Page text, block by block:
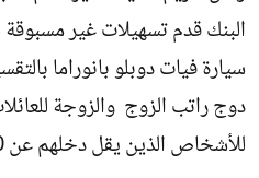
البنك قدم تسهيلات غير مسبوقة
سيارة فيات دوبلو بانوراما
دوج راتب الزوج والزوجة
للأشخاص الذين يقل دخلهم عن 50 ألف دينار.